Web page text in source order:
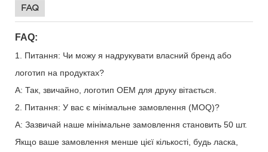
FAQ
FAQ:
1. Питання: Чи можу я надрукувати власний бренд або
логотип на продуктах?
A: Так, звичайно, логотип OEM для друку вітається.
2. Питання: У вас є мінімальне замовлення (MOQ)?
A: Зазвичай наше мінімальне замовлення становить 50 шт.
Якщо ваше замовлення менше цієї кількості, будь ласка,